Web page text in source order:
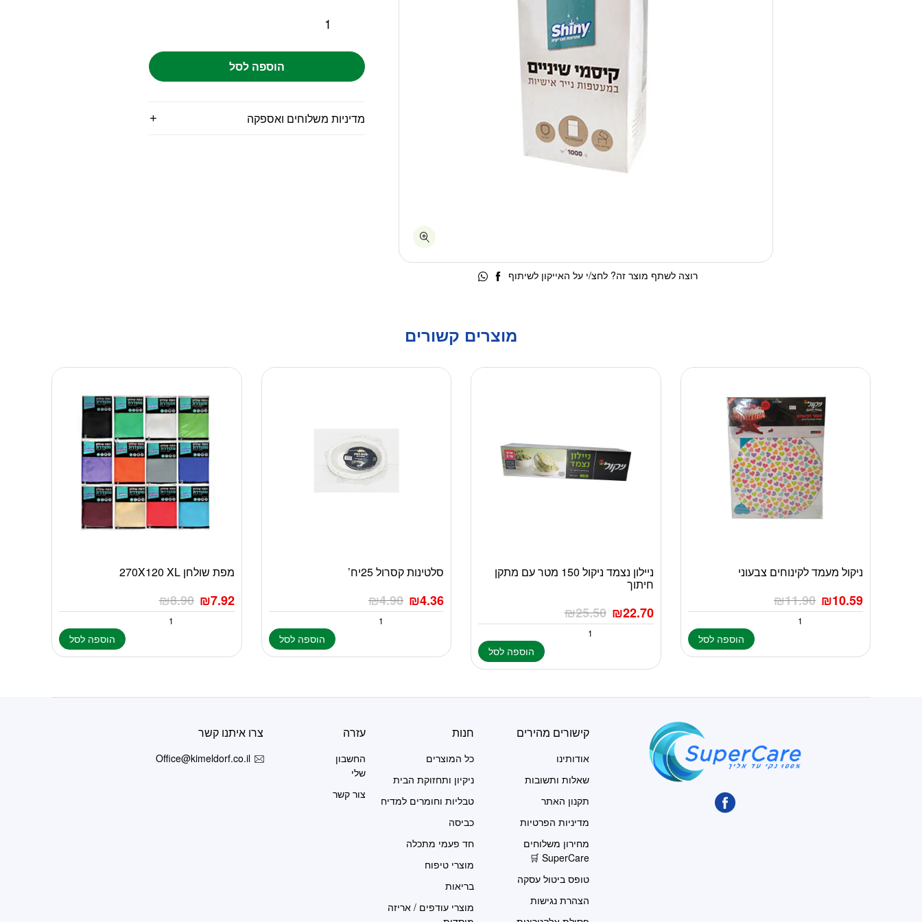
הוספה לסל
מדיניות משלוחים ואספקה
רוצה לשתף מוצר זה? לחצ/י על האייקון לשיתוף
מוצרים קשורים
ניקול מעמד לקינוחים צבעוני
₪11.90 ₪10.59
הוספה לסל
ניילון נצמד ניקול 150 מטר עם מתקן
חיתוך
₪25.50 ₪22.70
הוספה לסל
סלטינות קסרול 25יח’
₪4.90 ₪4.36
הוספה לסל
מפת שולחן 270X120 XL
₪8.90 ₪7.92
הוספה לסל
קישורים מהירים
אודותינו
שאלות ותשובות
תקנון האתר
מדיניות הפרטיות
מחירון משלוחים
SuperCare 🛒
טופס ביטול עסקה
הצהרת נגישות
חנות
כל המוצרים
ניקיון ותחזוקת הבית
טבליות וחומרים למדיח
כביסה
חד פעמי מתכלה
מוצרי טיפוח
בריאות
מוצרי עודפים / אריזה
עזרה
החשבון
שלי
צור קשר
צרו איתנו קשר
Office@kimeldorf.co.il